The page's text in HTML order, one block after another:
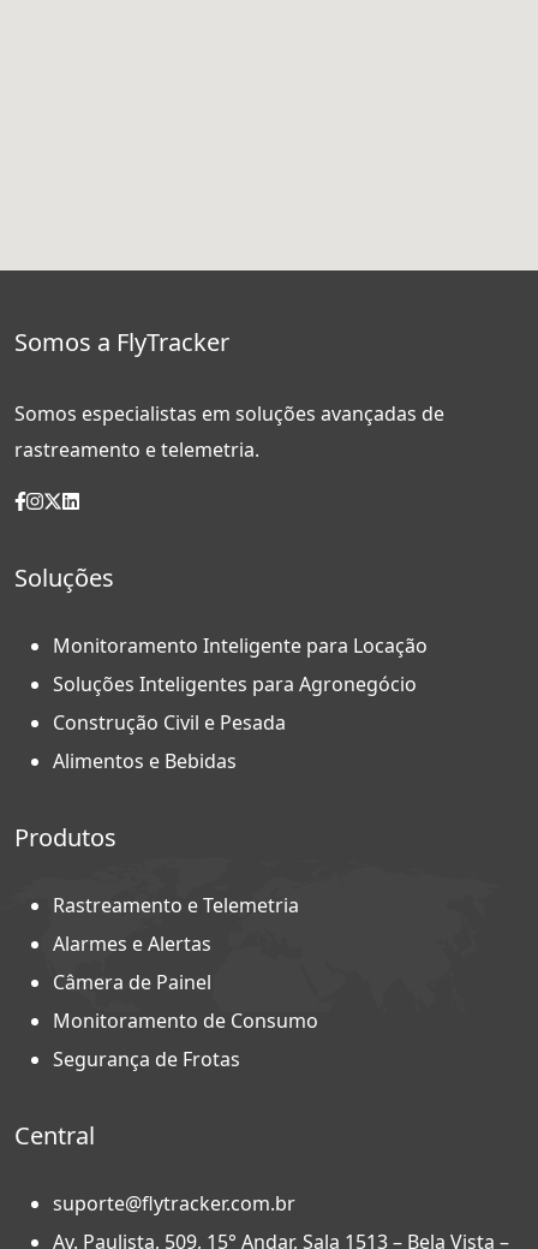
Somos a FlyTracker
Somos especialistas em soluções avançadas de
rastreamento e telemetria.
Soluções
Monitoramento Inteligente para Locação
Soluções Inteligentes para Agronegócio
Construção Civil e Pesada
Alimentos e Bebidas
Produtos
Rastreamento e Telemetria
Alarmes e Alertas
Câmera de Painel
Monitoramento de Consumo
Segurança de Frotas
Central
suporte@flytracker.com.br
Av. Paulista, 509, 15° Andar, Sala 1513 – Bela Vista –